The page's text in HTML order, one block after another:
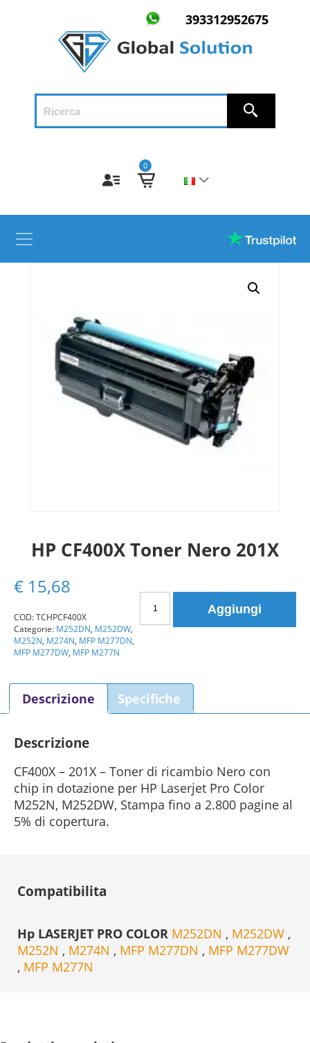
393312952675
0
HP CF400X Toner Nero 201X
€ 15,68
CF400X
Toner
quantità
Aggiungi
COD:TCHPCF400X
Categorie: M252DN, M252DW,
M252N, M274N, MFP M277DN,
MFP M277DW, MFP M277N
Descrizione Specifiche
Descrizione
CF400X – 201X – Toner di ricambio Nero con
chip in dotazione per HP Laserjet Pro Color
M252N, M252DW, Stampa fino a 2.800 pagine al
5% di copertura.
Compatibilita
Hp LASERJET PRO COLOR M252DN , M252DW ,
M252N , M274N , MFP M277DN , MFP M277DW
, MFP M277N